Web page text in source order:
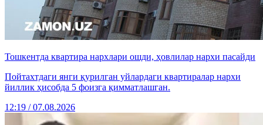
Тошкентда квартира нархлари ошди, ҳовлилар нархи пасайди
Пойтахтдаги янги қурилган уйлардаги квартиралар нархи
йиллик ҳисобда 5 фоизга қимматлашган.
12:19 / 07.08.2026